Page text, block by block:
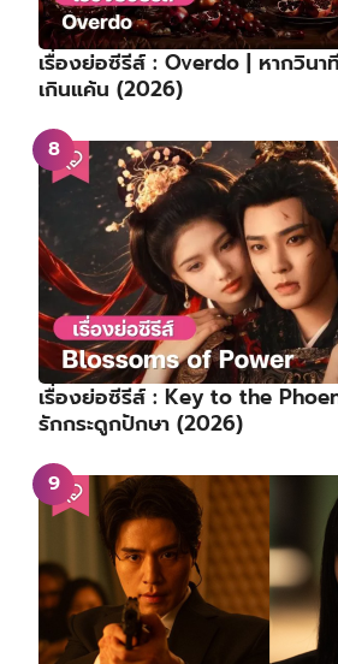
เรื่องย่อซีรีส์ : Overdo | หากวินา
เกินแค้น (2026)
เรื่องย่อซีรีส์ : Key to the
รักกระดูกปักษา (2026)